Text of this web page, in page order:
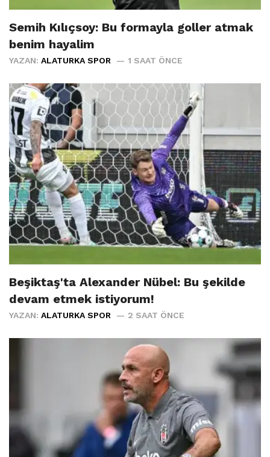
Semih Kılıçsoy: Bu formayla goller atmak
benim hayalim
YAZAN: ALATURKA SPOR 1 SAAT ÖNCE
Beşiktaş'ta Alexander Nübel: Bu şekilde
devam etmek istiyorum!
YAZAN: ALATURKA SPOR 2 SAAT ÖNCE